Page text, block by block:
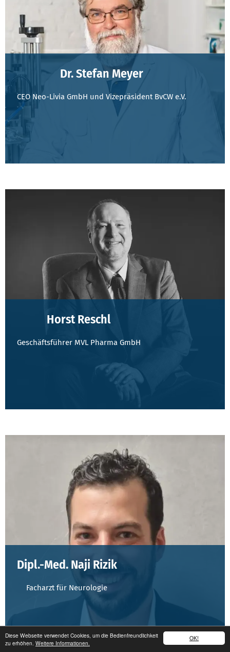
OK!
Diese Webseite verwendet Cookies, um die Bedienfreundlichkeit
zu erhöhen. Weitere Informationen.
Dr. Stefan Meyer
CEO Neo-Livia GmbH und Vizepräsident BvCW e.V.
Horst Reschl
Geschäftsführer MVL Pharma GmbH
Dipl.-Med. Naji Rizik
Facharzt für Neurologie